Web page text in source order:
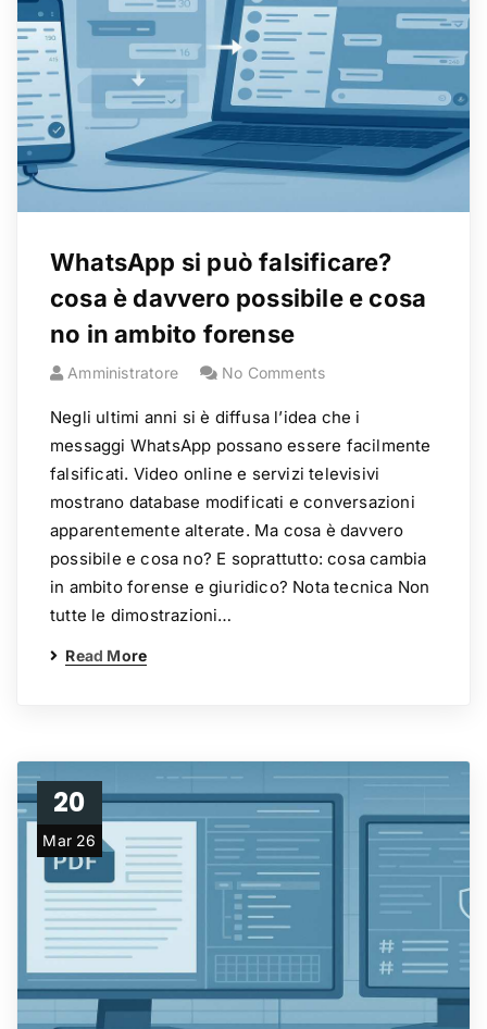
WhatsApp si può falsificare?
cosa è davvero possibile e cosa
no in ambito forense
Amministratore No Comments
Negli ultimi anni si è diffusa l’idea che i
messaggi WhatsApp possano essere facilmente
falsificati. Video online e servizi televisivi
mostrano database modificati e conversazioni
apparentemente alterate. Ma cosa è davvero
possibile e cosa no? E soprattutto: cosa cambia
in ambito forense e giuridico? Nota tecnica Non
tutte le dimostrazioni…
Read More
20
Mar 26